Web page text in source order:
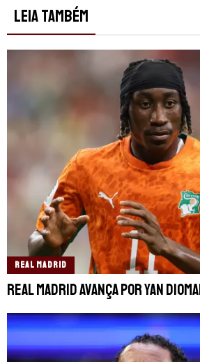
LEIA TAMBÉM
REAL MADRID
Real Madrid avança por Yan